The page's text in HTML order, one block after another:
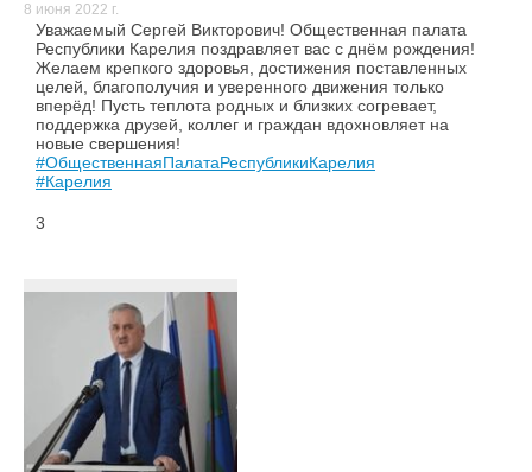
8 июня 2022 г.
Уважаемый Сергей Викторович! Общественная палата
Республики Карелия поздравляет вас с днём рождения!
Желаем крепкого здоровья, достижения поставленных
целей, благополучия и уверенного движения только
вперёд! Пусть теплота родных и близких согревает,
поддержка друзей, коллег и граждан вдохновляет на
новые свершения!
#ОбщественнаяПалатаРеспубликиКарелия
#Карелия
3